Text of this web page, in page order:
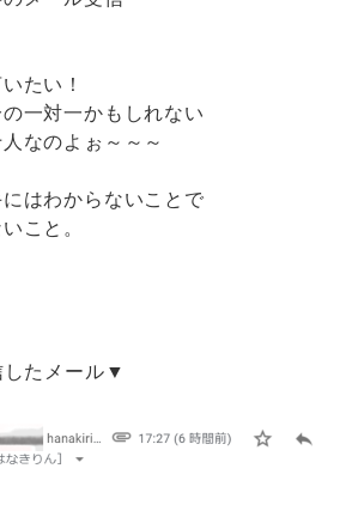
たい！
一対一かもしれない
なのよぉ～～～
はわからないことで
こと。
したメール▼